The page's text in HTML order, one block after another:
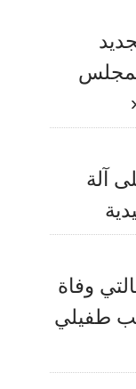
آلة
وفاة
طفيلي